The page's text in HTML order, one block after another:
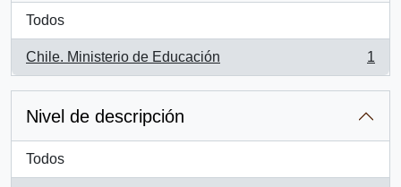
Todos
Chile. Ministerio de Educación
, 1 resultados
1
Nivel de descripción
Todos